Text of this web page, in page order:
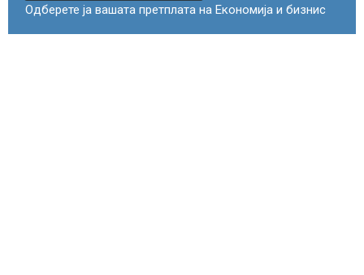
Одберете ја вашата претплата на Економија и бизнис